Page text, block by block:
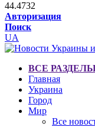
44.4732
Авторизация
Поиск
UA
ВСЕ
Главная
Украина
Город
Мир
Все